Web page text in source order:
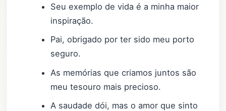
Seu exemplo de vida é a minha maior
inspiração.
Pai, obrigado por ter sido meu porto
seguro.
As memórias que criamos juntos são
meu tesouro mais precioso.
A saudade dói, mas o amor que sinto